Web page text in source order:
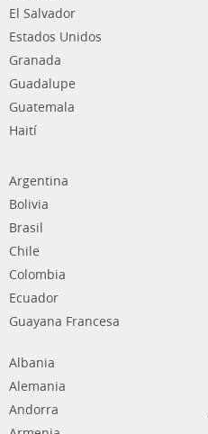
El Salvador
Estados Unidos
Granada
Guadalupe
Guatemala
Haití
Argentina
Bolivia
Brasil
Chile
Colombia
Ecuador
Guayana Francesa
Albania
Alemania
Andorra